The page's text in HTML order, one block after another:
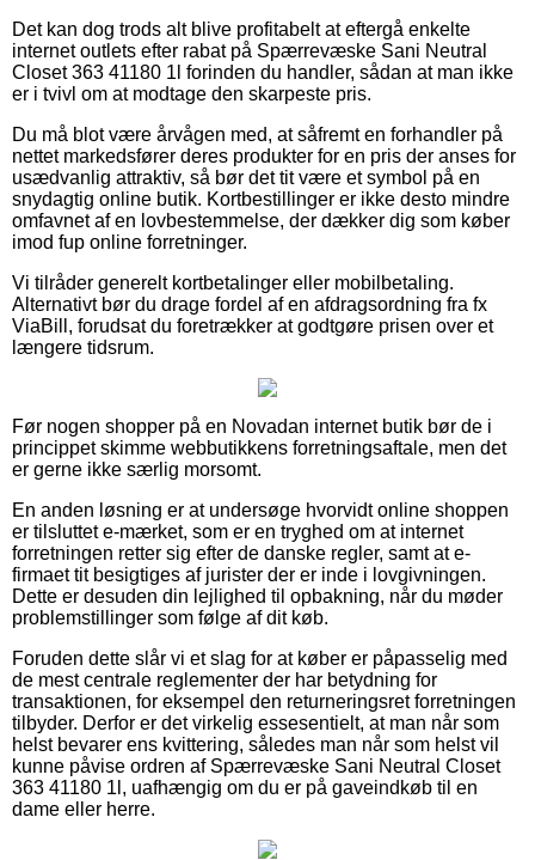
Det kan dog trods alt blive profitabelt at eftergå enkelte
internet outlets efter rabat på Spærrevæske Sani Neutral
Closet 363 41180 1l forinden du handler, sådan at man ikke
er i tvivl om at modtage den skarpeste pris.
Du må blot være årvågen med, at såfremt en forhandler på
nettet markedsfører deres produkter for en pris der anses for
usædvanlig attraktiv, så bør det tit være et symbol på en
snydagtig online butik. Kortbestillinger er ikke desto mindre
omfavnet af en lovbestemmelse, der dækker dig som køber
imod fup online forretninger.
Vi tilråder generelt kortbetalinger eller mobilbetaling.
Alternativt bør du drage fordel af en afdragsordning fra fx
ViaBill, forudsat du foretrækker at godtgøre prisen over et
længere tidsrum.
Før nogen shopper på en Novadan internet butik bør de i
princippet skimme webbutikkens forretningsaftale, men det
er gerne ikke særlig morsomt.
En anden løsning er at undersøge hvorvidt online shoppen
er tilsluttet e-mærket, som er en tryghed om at internet
forretningen retter sig efter de danske regler, samt at e-
firmaet tit besigtiges af jurister der er inde i lovgivningen.
Dette er desuden din lejlighed til opbakning, når du møder
problemstillinger som følge af dit køb.
Foruden dette slår vi et slag for at køber er påpasselig med
de mest centrale reglementer der har betydning for
transaktionen, for eksempel den returneringsret forretningen
tilbyder. Derfor er det virkelig essesentielt, at man når som
helst bevarer ens kvittering, således man når som helst vil
kunne påvise ordren af Spærrevæske Sani Neutral Closet
363 41180 1l, uafhængig om du er på gaveindkøb til en
dame eller herre.